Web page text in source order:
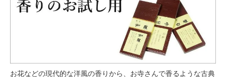
お花などの現代的な洋風の香りから、お寺さんで香るような古典